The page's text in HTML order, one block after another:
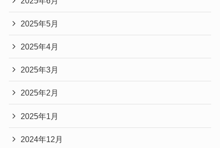
2025年5月
2025年4月
2025年3月
2025年2月
2025年1月
2024年12月